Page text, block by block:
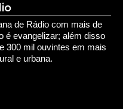
de Rádio com mais de
é evangelizar; além disso
300 mil ouvintes em mais
e urbana.